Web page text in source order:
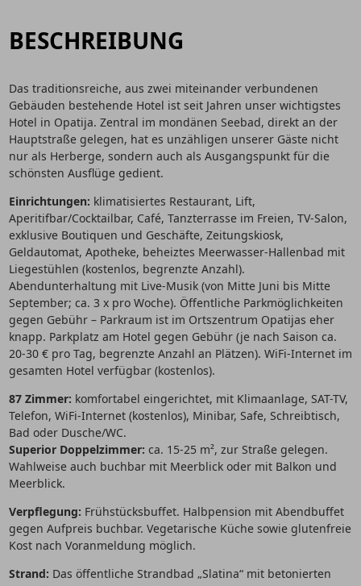
BESCHREIBUNG
Das traditionsreiche, aus zwei miteinander verbundenen
Gebäuden bestehende Hotel ist seit Jahren unser wichtigstes
Hotel in Opatija. Zentral im mondänen Seebad, direkt an der
Hauptstraße gelegen, hat es unzähligen unserer Gäste nicht
nur als Herberge, sondern auch als Ausgangspunkt für die
schönsten Ausflüge gedient.
Einrichtungen: klimatisiertes Restaurant, Lift,
Aperitifbar/Cocktailbar, Café, Tanzterrasse im Freien, TV-Salon,
exklusive Boutiquen und Geschäfte, Zeitungskiosk,
Geldautomat, Apotheke, beheiztes Meerwasser-Hallenbad mit
Liegestühlen (kostenlos, begrenzte Anzahl).
Abendunterhaltung mit Live-Musik (von Mitte Juni bis Mitte
September; ca. 3 x pro Woche). Öffentliche Parkmöglichkeiten
gegen Gebühr – Parkraum ist im Ortszentrum Opatijas eher
knapp. Parkplatz am Hotel gegen Gebühr (je nach Saison ca.
20-30 € pro Tag, begrenzte Anzahl an Plätzen). WiFi-Internet im
gesamten Hotel verfügbar (kostenlos).
87 Zimmer: komfortabel eingerichtet, mit Klimaanlage, SAT-TV,
Telefon, WiFi-Internet (kostenlos), Minibar, Safe, Schreibtisch,
Bad oder Dusche/WC.
Superior Doppelzimmer: ca. 15-25 m², zur Straße gelegen.
Wahlweise auch buchbar mit Meerblick oder mit Balkon und
Meerblick.
Verpflegung: Frühstücksbuffet. Halbpension mit Abendbuffet
gegen Aufpreis buchbar. Vegetarische Küche sowie glutenfreie
Kost nach Voranmeldung möglich.
Strand: Das öffentliche Strandbad „Slatina“ mit betonierten